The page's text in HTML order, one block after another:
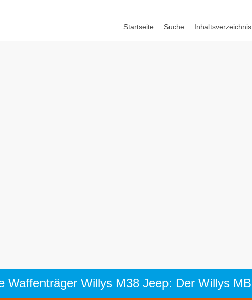
Startseite Suche Inhaltsverzeichnis